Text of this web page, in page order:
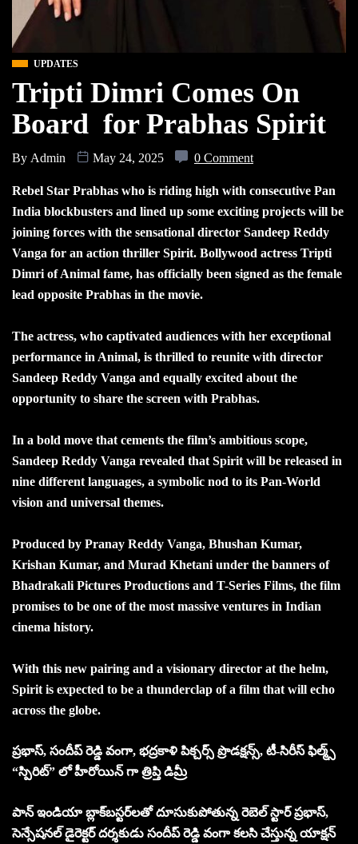
UPDATES
Tripti Dimri Comes On
Board for Prabhas Spirit
By Admin May 24, 2025 0 Comment
Rebel Star Prabhas who is riding high with consecutive Pan
India blockbusters and lined up some exciting projects will be
joining forces with the sensational director Sandeep Reddy
Vanga for an action thriller Spirit. Bollywood actress Tripti
Dimri of Animal fame, has officially been signed as the female
lead opposite Prabhas in the movie.
The actress, who captivated audiences with her exceptional
performance in Animal, is thrilled to reunite with director
Sandeep Reddy Vanga and equally excited about the
opportunity to share the screen with Prabhas.
In a bold move that cements the film’s ambitious scope,
Sandeep Reddy Vanga revealed that Spirit will be released in
nine different languages, a symbolic nod to its Pan-World
vision and universal themes.
Produced by Pranay Reddy Vanga, Bhushan Kumar,
Krishan Kumar, and Murad Khetani under the banners of
Bhadrakali Pictures Productions and T-Series Films, the film
promises to be one of the most massive ventures in Indian
cinema history.
With this new pairing and a visionary director at the helm,
Spirit is expected to be a thunderclap of a film that will echo
across the globe.
ప్రభాస్, సందీప్ రెడ్డి వంగా, భద్రకాళి పిక్చర్స్ ప్రొడక్షన్స్, టీ-సిరీస్ ఫిల్మ్స్
“స్పిరిట్” లో హీరోయిన్ గా త్రిప్తి డిమ్రీ
పాన్ ఇండియా బ్లాక్‌బస్టర్‌లతో దూసుకుపోతున్న రెబెల్ స్టార్ ప్రభాస్,
సెన్సేషనల్ డైరెక్టర్ దర్శకుడు సందీప్ రెడ్డి వంగా కలసి చేస్తున్న యాక్షన్